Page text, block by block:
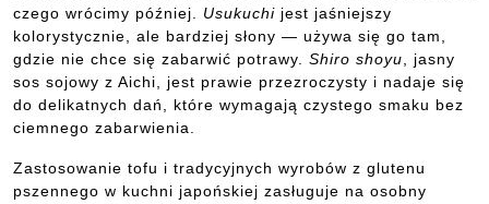
czego wrócimy później. Usukuchi jest jaśniejszy
kolorystycznie, ale bardziej słony — używa się go tam,
gdzie nie chce się zabarwić potrawy. Shiro shoyu , jasny
sos sojowy z Aichi, jest prawie przezroczysty i nadaje się
do delikatnych dań, które wymagają czystego smaku bez
ciemnego zabarwienia.
Zastosowanie tofu i tradycyjnych wyrobów z glutenu
pszennego w kuchni japońskiej zasługuje na osobny